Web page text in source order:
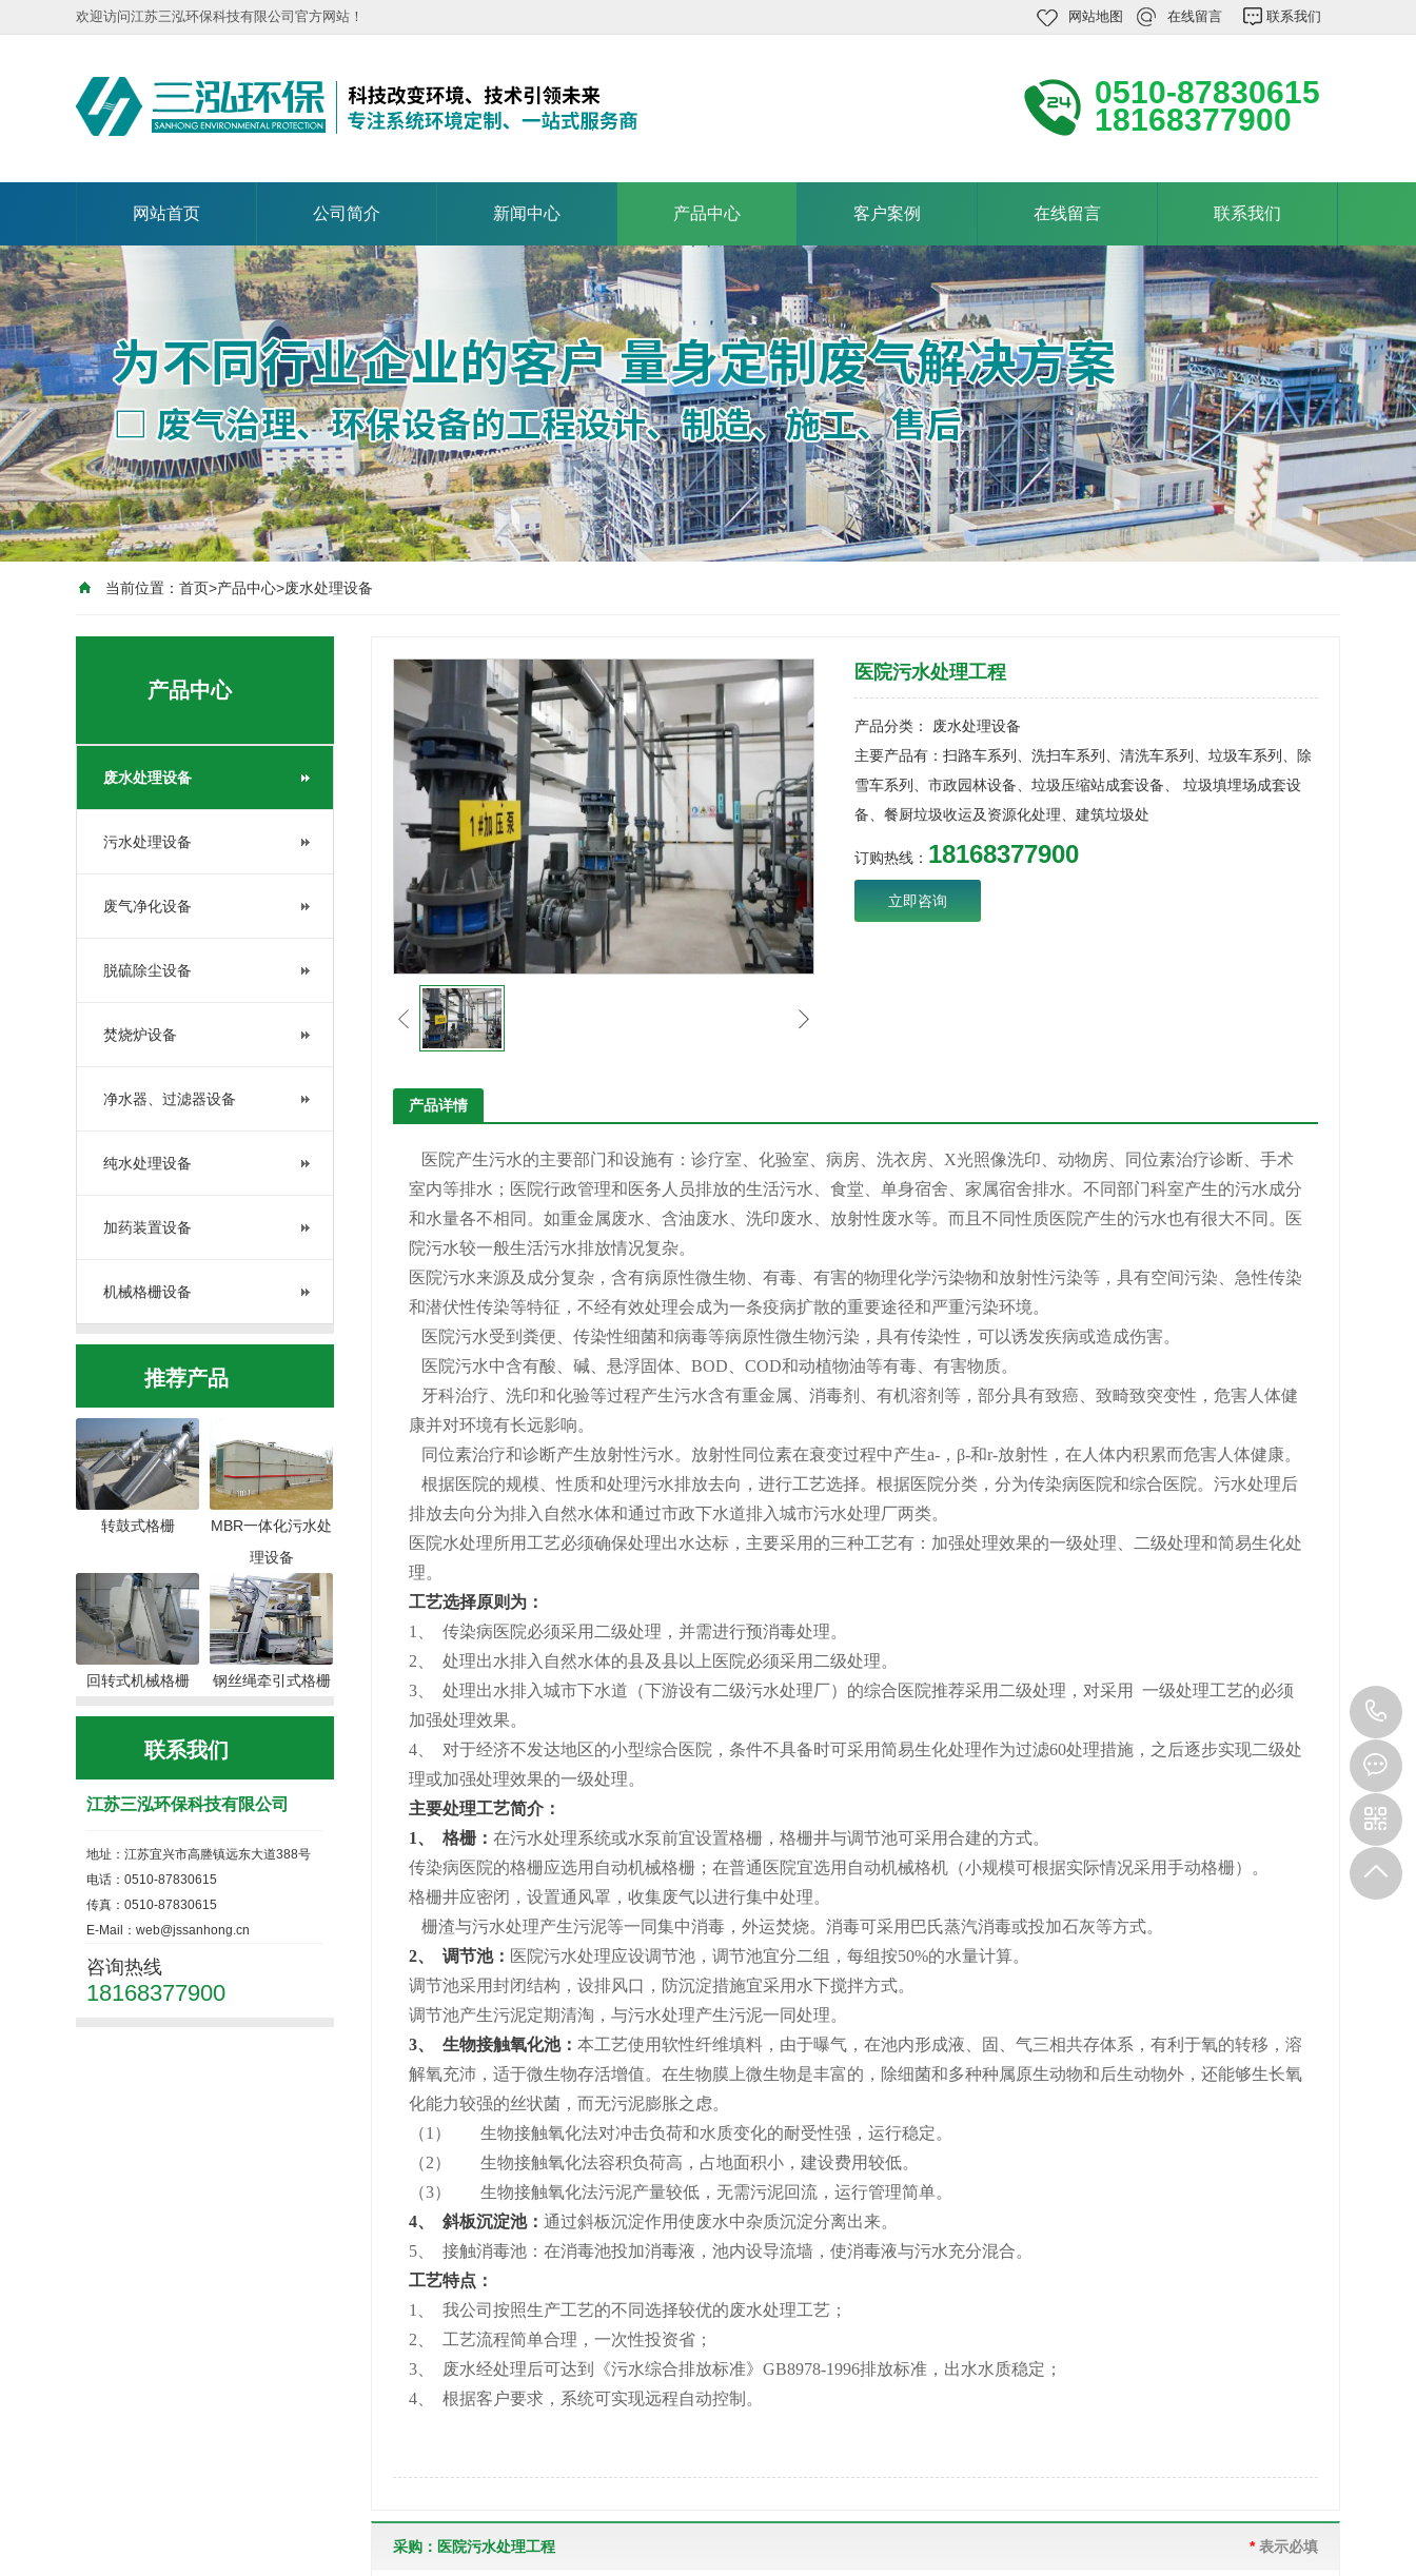
欢迎访问江苏三泓环保科技有限公司官方网站！ 网站地图 在线留言 联系我们
0510-87830615
18168377900
网站首页 公司简介 新闻中心 产品中心 客户案例 在线留言 联系我们
当前位置： 首页>产品中心>废水处理设备
产品中心
废水处理设备
污水处理设备
废气净化设备
脱硫除尘设备
焚烧炉设备
净水器、过滤器设备
纯水处理设备
加药装置设备
机械格栅设备
推荐产品
转鼓式格栅
MBR一体化污水处
理设备
回转式机械格栅 钢丝绳牵引式格栅
联系我们
江苏三泓环保科技有限公司
地址：江苏宜兴市高塍镇远东大道388号
电话：0510-87830615
传真：0510-87830615
E-Mail：web@jssanhong.cn
咨询热线
18168377900
医院污水处理工程
产品分类： 废水处理设备
主要产品有：扫路车系列、洗扫车系列、清洗车系列、垃圾车系列、除
雪车系列、市政园林设备、垃圾压缩站成套设备、 垃圾填埋场成套设
备、餐厨垃圾收运及资源化处理、建筑垃圾处
订购热线： 18168377900
立即咨询
产品详情
医院产生污水的主要部门和设施有：诊疗室、化验室、病房、洗衣房、X光照像洗印、动物房、同位素治疗诊断、手术
室内等排水；医院行政管理和医务人员排放的生活污水、食堂、单身宿舍、家属宿舍排水。不同部门科室产生的污水成分
和水量各不相同。如重金属废水、含油废水、洗印废水、放射性废水等。而且不同性质医院产生的污水也有很大不同。医
院污水较一般生活污水排放情况复杂。
医院污水来源及成分复杂，含有病原性微生物、有毒、有害的物理化学污染物和放射性污染等，具有空间污染、急性传染
和潜伏性传染等特征，不经有效处理会成为一条疫病扩散的重要途径和严重污染环境。
医院污水受到粪便、传染性细菌和病毒等病原性微生物污染，具有传染性，可以诱发疾病或造成伤害。
医院污水中含有酸、碱、悬浮固体、BOD、COD和动植物油等有毒、有害物质。
牙科治疗、洗印和化验等过程产生污水含有重金属、消毒剂、有机溶剂等，部分具有致癌、致畸致突变性，危害人体健
康并对环境有长远影响。
同位素治疗和诊断产生放射性污水。放射性同位素在衰变过程中产生a-，β-和r-放射性，在人体内积累而危害人体健康。
根据医院的规模、性质和处理污水排放去向，进行工艺选择。根据医院分类，分为传染病医院和综合医院。污水处理后
排放去向分为排入自然水体和通过市政下水道排入城市污水处理厂两类。
医院水处理所用工艺必须确保处理出水达标，主要采用的三种工艺有：加强处理效果的一级处理、二级处理和简易生化处
理。
工艺选择原则为：
1、 传染病医院必须采用二级处理，并需进行预消毒处理。
2、 处理出水排入自然水体的县及县以上医院必须采用二级处理。
3、 处理出水排入城市下水道（下游设有二级污水处理厂）的综合医院推荐采用二级处理，对采用 一级处理工艺的必须
加强处理效果。
4、 对于经济不发达地区的小型综合医院，条件不具备时可采用简易生化处理作为过滤60处理措施，之后逐步实现二级处
理或加强处理效果的一级处理。
主要处理工艺简介：
1、 格栅： 在污水处理系统或水泵前宜设置格栅，格栅井与调节池可采用合建的方式。
传染病医院的格栅应选用自动机械格栅；在普通医院宜选用自动机械格机（小规模可根据实际情况采用手动格栅）。
格栅井应密闭，设置通风罩，收集废气以进行集中处理。
栅渣与污水处理产生污泥等一同集中消毒，外运焚烧。消毒可采用巴氏蒸汽消毒或投加石灰等方式。
2、 调节池： 医院污水处理应设调节池，调节池宜分二组，每组按50%的水量计算。
调节池采用封闭结构，设排风口，防沉淀措施宜采用水下搅拌方式。
调节池产生污泥定期清淘，与污水处理产生污泥一同处理。
3、 生物接触氧化池： 本工艺使用软性纤维填料，由于曝气，在池内形成液、固、气三相共存体系，有利于氧的转移，溶
解氧充沛，适于微生物存活增值。在生物膜上微生物是丰富的，除细菌和多种种属原生动物和后生动物外，还能够生长氧
化能力较强的丝状菌，而无污泥膨胀之虑。
（1） 生物接触氧化法对冲击负荷和水质变化的耐受性强，运行稳定。
（2） 生物接触氧化法容积负荷高，占地面积小，建设费用较低。
（3） 生物接触氧化法污泥产量较低，无需污泥回流，运行管理简单。
4、 斜板沉淀池： 通过斜板沉淀作用使废水中杂质沉淀分离出来。
5、 接触消毒池：在消毒池投加消毒液，池内设导流墙，使消毒液与污水充分混合。
工艺特点：
1、 我公司按照生产工艺的不同选择较优的废水处理工艺；
2、 工艺流程简单合理，一次性投资省；
3、 废水经处理后可达到《污水综合排放标准》GB8978-1996排放标准，出水水质稳定；
4、 根据客户要求，系统可实现远程自动控制。
采购：医院污水处理工程 *表示必填